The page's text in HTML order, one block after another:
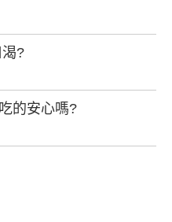
?
的安心嗎?